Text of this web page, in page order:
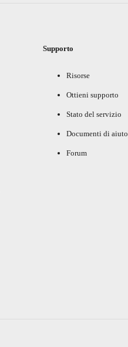
Supporto
Risorse
Ottieni supporto
Stato del servizio
Documenti di aiuto
Forum